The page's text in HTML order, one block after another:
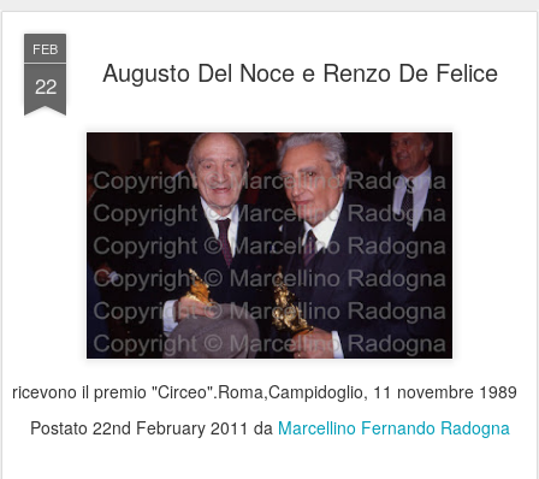
FEB
22 Augusto Del Noce e Renzo De Felice
ricevono il premio "Circeo".Roma,Campidoglio, 11 novembre 1989
Postato 22nd February 2011 da Marcellino Fernando Radogna